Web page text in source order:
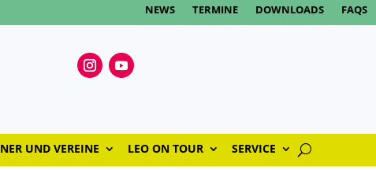
NEWS TERMINE DOWNLOADS FAQS
UND VEREINE LEO ON TOUR SERVICE